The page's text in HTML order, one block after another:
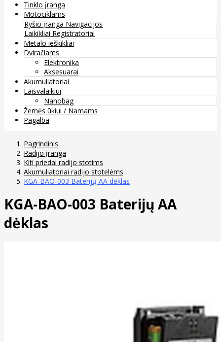
Tinklo įranga
Motociklams
Ryšio įranga Navigacijos
Laikikliai Registratoriai
Metalo ieškikliai
Dviračiams
Elektronika
Aksesuarai
Akumuliatoriai
Laisvalaikiui
Nanobag
Žemės ūkiui / Namams
Pagalba
Pagrindinis
Radijo įranga
Kiti priedai radijo stotims
Akumuliatoriai radijo stotelėms
KGA-BAO-003 Baterijų AA dėklas
KGA-BAO-003 Baterijų AA
dėklas